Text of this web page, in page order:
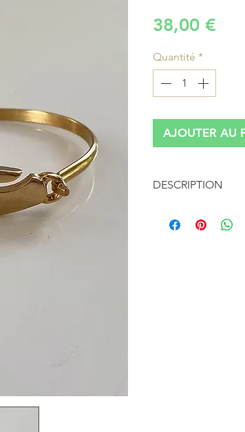
38,00 €
Quantité *
AJOUTER AU
DESCRIPTION
devant avec une